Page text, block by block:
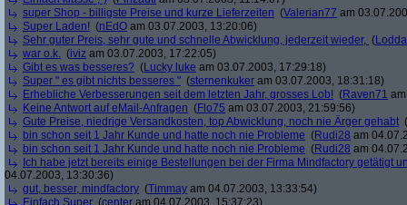
super Shop - billigste Preise und kurze Lieferzeiten (Valerian77 am
Super Laden! (nEdO am 03.07.2003, 13:20:06)
Sehr guter Preis, sehr gute und schnelle Abwicklung, jederzeit wieder, (
war o.k. (iviz am 03.07.2003, 17:22:05)
Gibt es was besseres? (Lucky luke am 03.07.2003, 17:29:18)
Super " es gibt nichts besseres " (sternenkuker am 03.07.2003, 18:31:18)
Erhebliche Verbesserungen seit dem letzten Jahr, grosses Lob! (Raven71
Keine Antwort auf eMail-Anfragen (Flo75 am 03.07.2003, 21:59:56)
Gute Preise, niedrige Versandkosten, top Abwicklung, noch nie Ärger gehabt (
bin schon seit 1 Jahr Kunde und hatte noch nie Probleme (Rudi28 am
bin schon seit 1 Jahr Kunde und hatte noch nie Probleme (Rudi28 am
Ich habe jetzt bereits einige Bestellungen bei der Firma Mindfactory getätigt
04.07.2003, 13:30:36)
gut, besser, mindfactory (Timmay am 04.07.2003, 13:33:54)
Einfach Super (center am 04.07.2003, 15:37:23)